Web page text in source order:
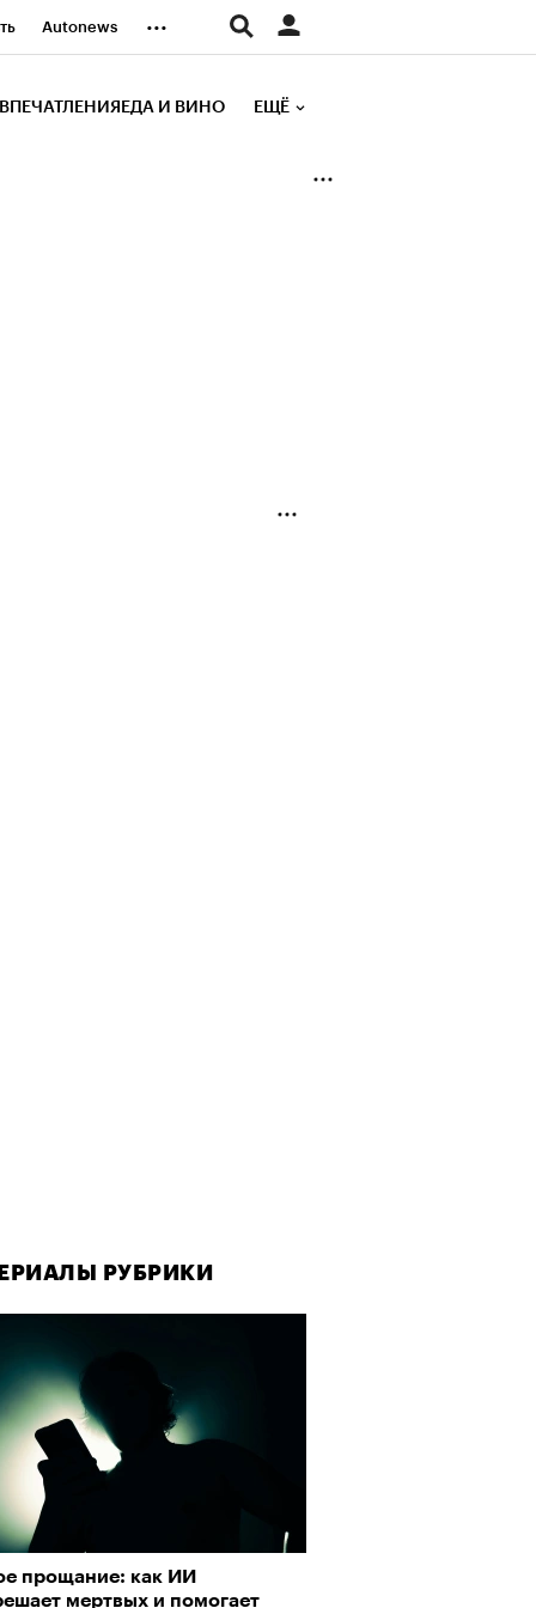
Autonews ...
ВПЕЧАТЛЕНИЯ ЕДА И ВИНО ЕЩЁ
РУБРИКИ
прощание: как ИИ
мертвых и помогает
РУБРИКИ
как лекарство: как
стали новой формой